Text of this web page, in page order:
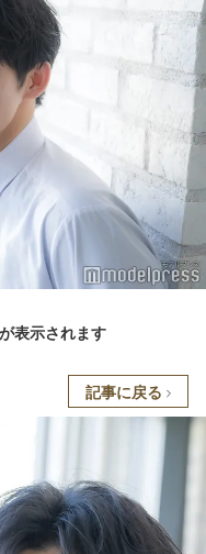
表示されます
記事に戻る